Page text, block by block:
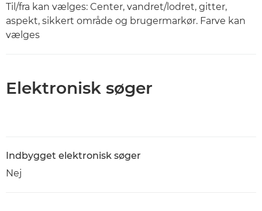
Til/fra kan vælges: Center, vandret/lodret, gitter,
aspekt, sikkert område og brugermarkør. Farve kan
vælges
Elektronisk søger
Indbygget elektronisk søger
Nej